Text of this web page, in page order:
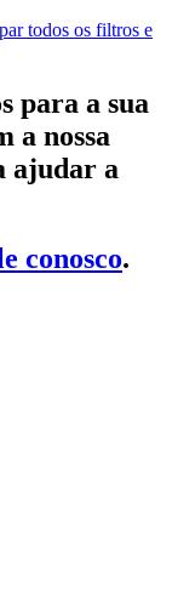
todos os filtros e
para a sua
a nossa
ajudar a
conosco.